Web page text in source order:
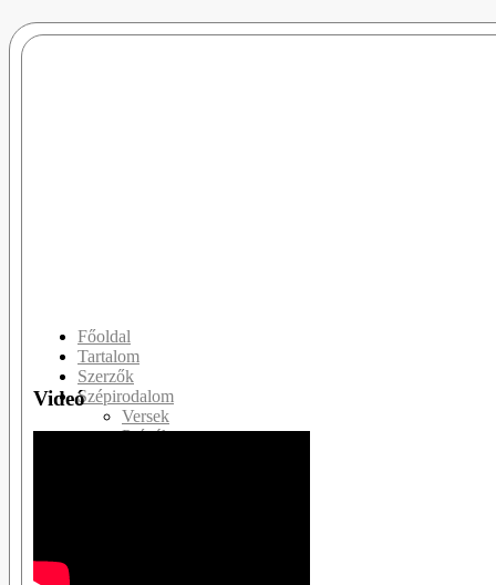
Főoldal
Tartalom
Szerzők
Szépirodalom
Versek
Prózák
Videó